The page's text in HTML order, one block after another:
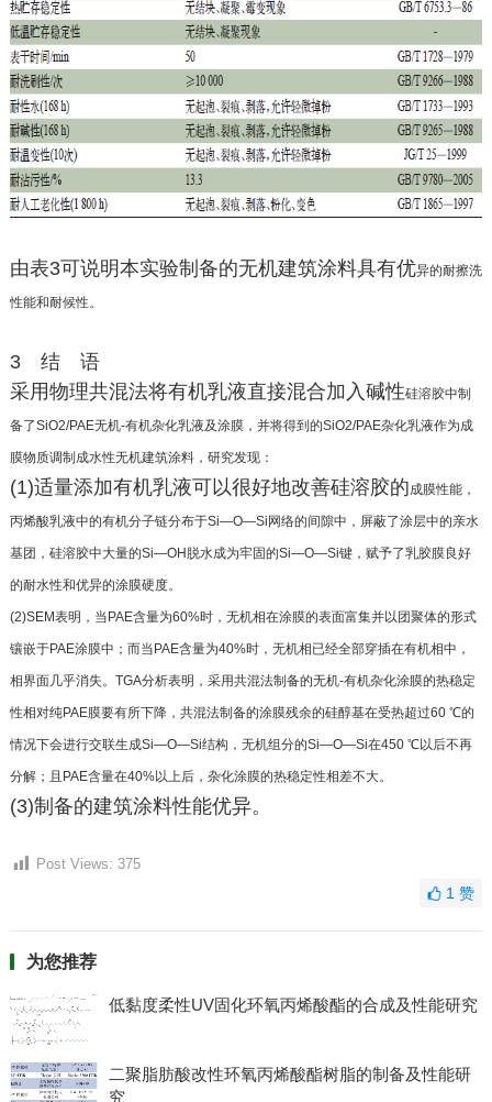
由表3可说明本实验制备的无机建筑涂料具有优异的耐擦洗
性能和耐候性。
3 结 语
采用物理共混法将有机乳液直接混合加入碱性硅溶胶中制
备了SiO2/PAE无机-有机杂化乳液及涂膜，并将得到的SiO2/PAE杂化乳液作为成
膜物质调制 成水性无机建筑涂料，研究发现：
(1)适量添加有机乳液可以很好地改善硅溶胶的成膜性能，
丙烯酸乳液中的有机分子链分布于Si—O—Si网络的间隙中，屏蔽了涂层中的亲水
基团，硅溶胶中大量的Si—OH脱水成为牢固的Si—O—Si键，赋予了乳胶膜良好
的耐水性和优异的涂膜硬度。
(2)SEM表明，当PAE含量为60%时，无机相在涂膜的表面富集并以团聚体的形式
镶嵌于PAE涂膜中； 而当PAE含量为40%时，无机相已经全部穿插在有机相中，
相界面几乎消失。TGA分析表明，采用共混法制 备的无机-有机杂化涂膜的热稳定
性相对纯PAE膜要有所下降，共混法制备的涂膜残余的硅醇基在受热超过60 ℃的
情况下会进行交联生成Si—O—Si结构，无机组分的Si—O—Si在450 ℃以后不再
分解；且PAE含量在40%以上后，杂化涂膜的热稳定性相差不大。
(3)制备的建筑涂料性能优异。
Post Views: 375
1赞
为您推荐
低黏度柔性UV固化环氧丙烯酸酯的合成及性能研究
二聚脂肪酸改性环氧丙烯酸酯树脂的制备及性能研
究